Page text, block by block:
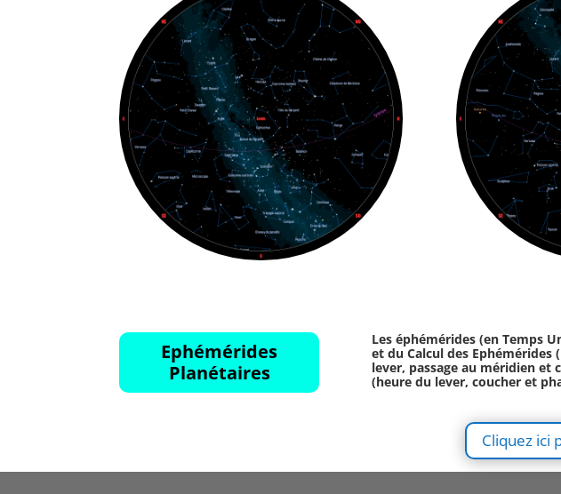
Ephémérides
Planétaires
Les éphémérides (en Temps
et du Calcul des Ephémérides
lever, passage au méridien et
(heure du lever, coucher et
Cliquez ici